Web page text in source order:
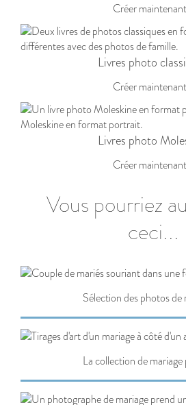
Créer
Livres photo
Créer
Livres photo
Créer
Vous pourriez
ceci...
Sélection des photos de
La collection de